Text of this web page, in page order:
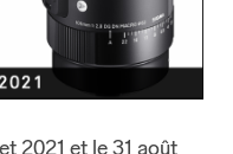
2021 et le 31 août